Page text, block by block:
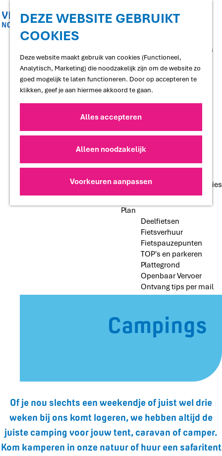
DEZE WEBSITE GEBRUIKT
COOKIES
Deze website maakt gebruik van cookies (Functioneel,
Analytisch, Marketing) die noodzakelijk zijn om de website zo
goed mogelijk te laten functioneren. Door op accepteren te
klikken, geef je aan hiermee akkoord te gaan.
Alles accepteren
Alleen noodzakelijk
Voorkeuren aanpassen
Uitgaan
Restaurants en cafés
Terrassen
Streekproducten
Voedselbossen
Lokale makers
Slapen
Hotels
Bed and Breakfasts
Campings
Groepsaccommodaties
Plan
Deelfietsen
Fietsverhuur
Fietspauzepunten
TOP's en parkeren
Plattegrond
Openbaar Vervoer
Ontvang tips per mail
Campings
Of je nou slechts een weekendje of juist wel drie
weken bij ons komt logeren, we hebben altijd de
juiste camping voor jouw tent, caravan of camper.
Kom kamperen in onze natuur of huur een safaritent